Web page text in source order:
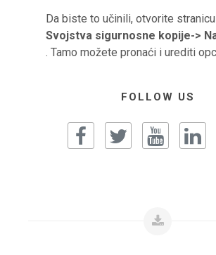
Da biste to učinili, otvorite stranicu
Svojstva sigurnosne kopije->
. Tamo možete pronaći i urediti
FOLLOW US